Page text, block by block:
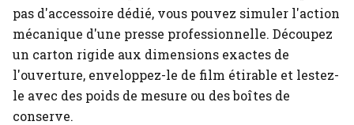
pas d'accessoire dédié, vous pouvez simuler l'action
mécanique d'une presse professionnelle. Découpez
un carton rigide aux dimensions exactes de
l'ouverture, enveloppez-le de film étirable et lestez-
le avec des poids de mesure ou des boîtes de
conserve.